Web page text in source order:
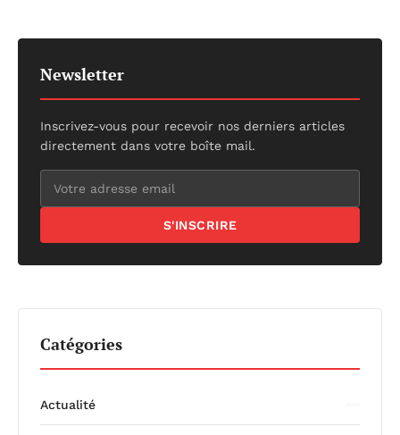
Newsletter
Inscrivez-vous pour recevoir nos derniers articles
directement dans votre boîte mail.
S'INSCRIRE
Catégories
Actualité